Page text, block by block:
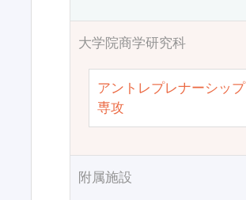
大学院商学研究科
アントレプレナーシップ
専攻
附属施設